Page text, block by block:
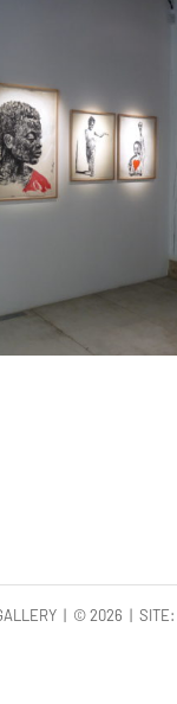
| ©2026 | SITE: